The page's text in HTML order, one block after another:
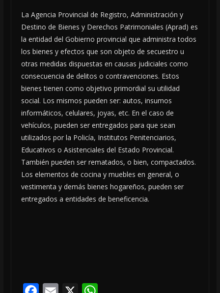
La Agencia Provincial de Registro, Administración y
Destino de Bienes y Derechos Patrimoniales (Aprad) es
la entidad del Gobierno provincial que administra todos
los bienes y efectos que son objeto de secuestro u
otras medidas dispuestas en causas judiciales como
consecuencia de delitos o contravenciones. Estos
bienes tienen como objetivo primordial su utilidad
social. Los mismos pueden ser: autos, insumos
informáticos, celulares, joyas, etc. En el caso de
vehículos, pueden ser entregados para que sean
utilizados por la Policía, Institutos Penitenciarios,
Educativos o Asistenciales del Estado Provincial.
También pueden ser rematados, o bien, compactados.
Los elementos de cocina y muebles en general, o
vestimenta y demás bienes hogareños, pueden ser
entregados a entidades de beneficencia.